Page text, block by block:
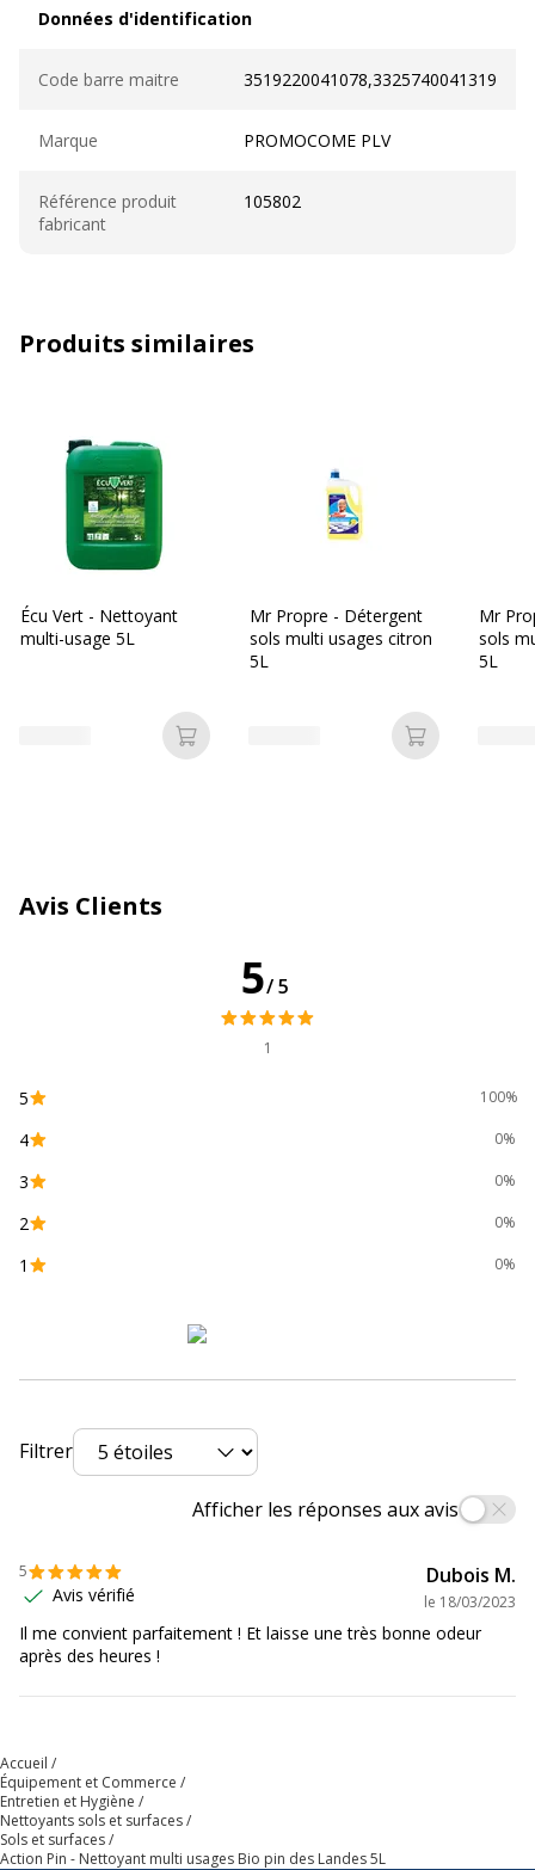
Données d'identification
Code barre maitre 3519220041078,3325740041319
Marque PROMOCOME PLV
Référence produit
fabricant
105802
Produits similaires
Écu Vert - Nettoyant
multi-usage 5L
Ajouter au panier
Mr Propre - Détergent
sols multi usages citron
5L
Ajouter au
Mr
sols
5L
Avis Clients
5/5
1
5 100%
4 0%
3 0%
2 0%
1 0%
Filtrer
Afficher les réponses aux avis
5
Avis vérifié
Dubois M.
le 18/03/2023
Il me convient parfaitement ! Et laisse une très bonne odeur
après des heures !
Accueil
Équipement et Commerce
Entretien et Hygiène
Nettoyants sols et surfaces
Sols et surfaces
Action Pin - Nettoyant multi usages Bio pin des Landes 5L